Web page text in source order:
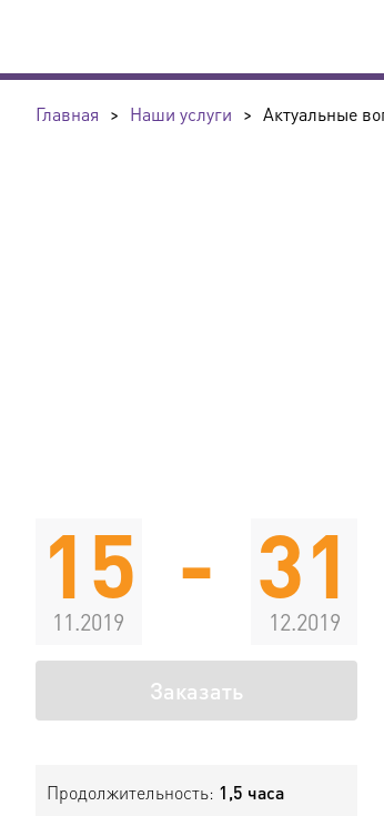
Главная > Наши услуги > Актуальные
15
11.2019
- 31
12.2019
Заказать
Продолжительность: 1,5 часа